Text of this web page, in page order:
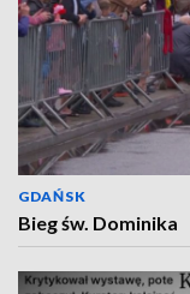
GDAŃSK
Bieg św. Dominika